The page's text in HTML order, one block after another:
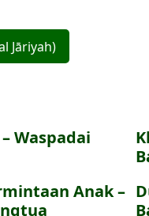
Jāriyah)
Waspadai
Anak –